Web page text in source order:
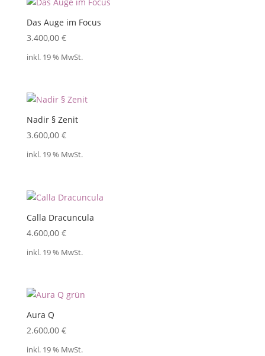
Das Auge im Focus
3.400,00 €
inkl. 19 % MwSt.
Nadir § Zenit
3.600,00 €
inkl. 19 % MwSt.
Calla Dracuncula
4.600,00 €
inkl. 19 % MwSt.
Aura Q
2.600,00 €
inkl. 19 % MwSt.